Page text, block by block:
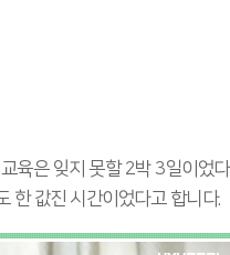
육은 잊지 못할 2박 3일이었
한 값진 시간이었다고 합니다.